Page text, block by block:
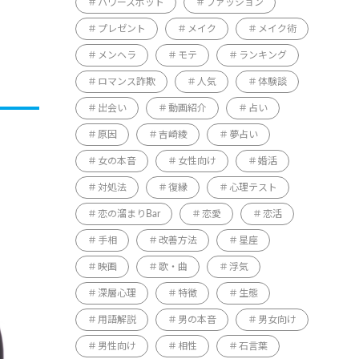
パワースポット ファッション
プレゼント メイク メイク術
メンヘラ モテ ランキング
ロマンス詐欺 人気 体験談
出会い 動画紹介 占い
原因 吉崎綾 夢占い
女の本音 女性向け 婚活
対処法 復縁 心理テスト
恋の溜まりBar 恋愛 恋活
手相 改善方法 星座
映画 歌・曲 浮気
深層心理 特徴 生態
用語解説 男の本音 男女向け
男性向け 相性 石言葉